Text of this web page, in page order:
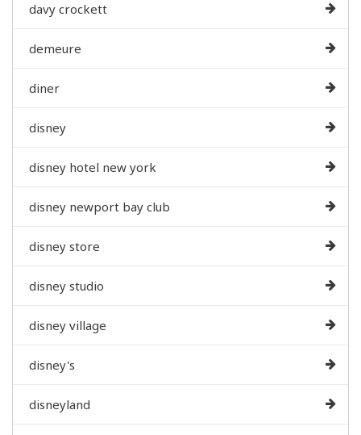
davy crockett
demeure
diner
disney
disney hotel new york
disney newport bay club
disney store
disney studio
disney village
disney's
disneyland